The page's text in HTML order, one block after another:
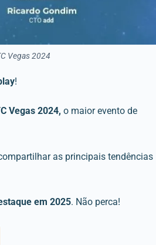
Vegas 2024
!
Vegas 2024, o maior evento de
as principais tendências
em 2025. Não perca!